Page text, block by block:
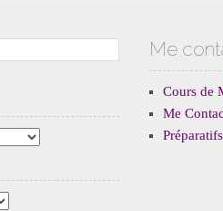
Me
Cours de
Me